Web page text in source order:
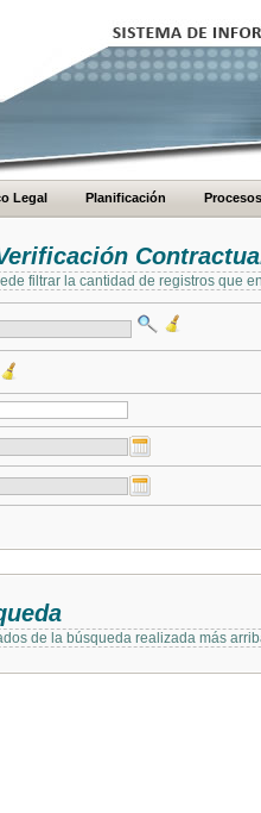
Legal Planificación Procesos
filtrar la cantidad de registros que
de la búsqueda realizada más